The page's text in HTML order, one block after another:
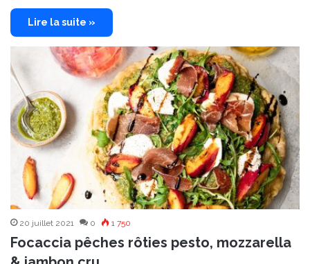
Lire la suite »
20 juillet 2021 0 1 750
Focaccia pêches rôties pesto, mozzarella